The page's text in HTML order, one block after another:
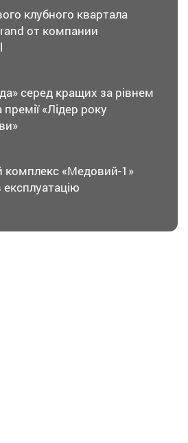
клубного квартала
от компании
серед кращих за рівнем
премії «Лідер року
«Медовий-1»